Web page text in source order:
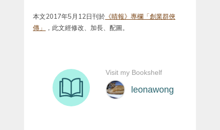
本文2017年5月12日刊於 《晴報》專欄「創業群俠
傳」
，此文經修改、加長、配圖。